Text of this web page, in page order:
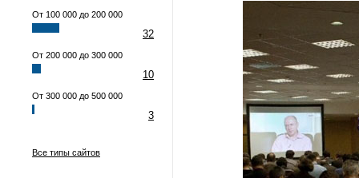
От 100 000 до 200 000
32
От 200 000 до 300 000
10
От 300 000 до 500 000
3
Все типы сайтов